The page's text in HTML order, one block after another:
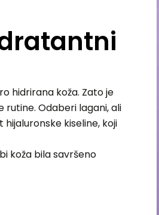
hidrirana koža. Zato je
rutine. Odaberi lagani, ali
kiseline, koji
koža bila savršeno